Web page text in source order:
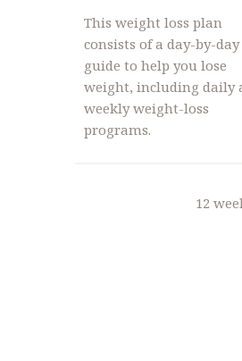
This weight loss plan
consists of a day-by-day
guide to help you lose
weight, including daily
weekly weight-loss
programs.
12